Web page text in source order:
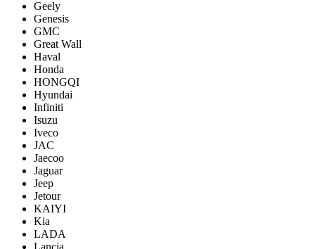
Geely
Genesis
GMC
Great Wall
Haval
Honda
HONGQI
Hyundai
Infiniti
Isuzu
Iveco
JAC
Jaecoo
Jaguar
Jeep
Jetour
KAIYI
Kia
LADA
Lancia